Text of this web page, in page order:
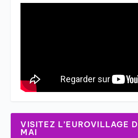
VISITEZ L’EUROVILLAGE
MAI